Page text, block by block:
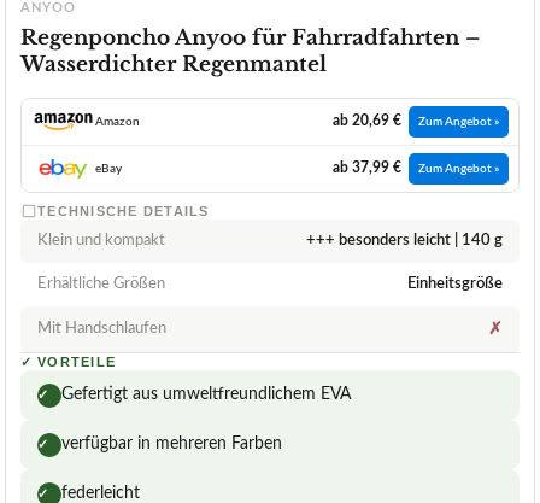
ANYOO
Regenponcho Anyoo für Fahrradfahrten –
Wasserdichter Regenmantel
Amazon ab 20,69 € Zum Angebot »
eBay ab 37,99 € Zum Angebot »
TECHNISCHE DETAILS
Klein und kompakt +++ besonders leicht | 140 g
Erhältliche Größen Einheitsgröße
Mit Handschlaufen ✗
✓ VORTEILE
✓ Gefertigt aus umweltfreundlichem EVA
✓ verfügbar in mehreren Farben
✓ federleicht